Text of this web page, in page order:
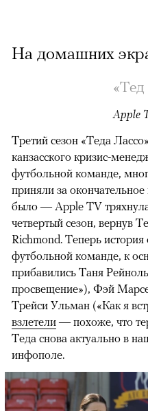
На домашних
«Тед
Apple
00:00 / 00:00
Третий сезон «Теда
канзасского кризис-
футбольной команде,
приняли за
было — Apple TV
четвертый сезон, вернув
Richmond. Теперь
футбольной команде, к
прибавились Таня
просвещение»), Фэй
Трейси Ульман («Как я
взлетели — похоже, что
Теда снова актуально в
инфополе.